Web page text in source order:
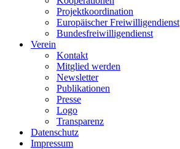
Projektkoordination
Europäischer Freiwilligendienst
Bundesfreiwilligendienst
Verein
Kontakt
Mitglied werden
Newsletter
Publikationen
Presse
Logo
Transparenz
Datenschutz
Impressum